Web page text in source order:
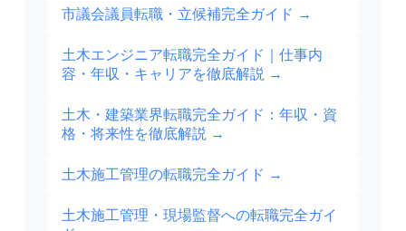
市議会議員転職・立候補完全ガイド →
土木エンジニア転職完全ガイド｜仕事内
容・年収・キャリアを徹底解説 →
土木・建築業界転職完全ガイド：年収・資
格・将来性を徹底解説 →
土木施工管理の転職完全ガイド →
土木施工管理・現場監督への転職完全ガイ